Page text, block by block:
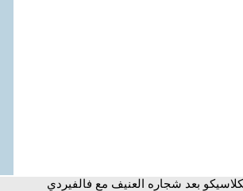
بعد شجاره العنيف مع فالفيردي